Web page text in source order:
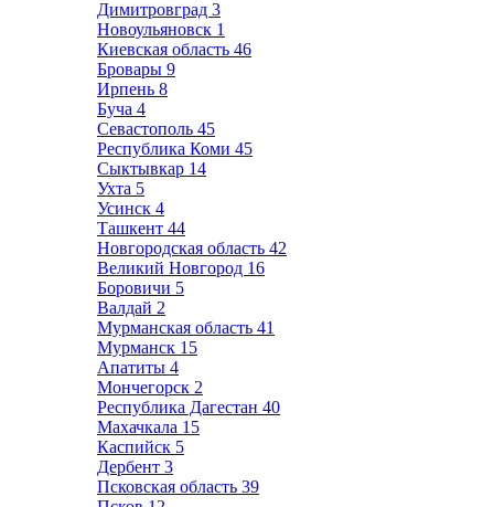
Димитровград 3
Новоульяновск 1
Киевская область 46
Бровары 9
Ирпень 8
Буча 4
Севастополь 45
Республика Коми 45
Сыктывкар 14
Ухта 5
Усинск 4
Ташкент 44
Новгородская область 42
Великий Новгород 16
Боровичи 5
Валдай 2
Мурманская область 41
Мурманск 15
Апатиты 4
Мончегорск 2
Республика Дагестан 40
Махачкала 15
Каспийск 5
Дербент 3
Псковская область 39